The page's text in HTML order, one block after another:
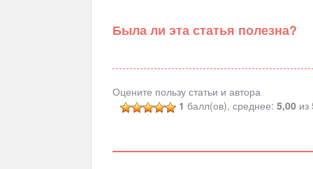
Была ли эта статья полезна?
Оцените пользу статьи и автора
1 балл(ов), среднее:5,00 из